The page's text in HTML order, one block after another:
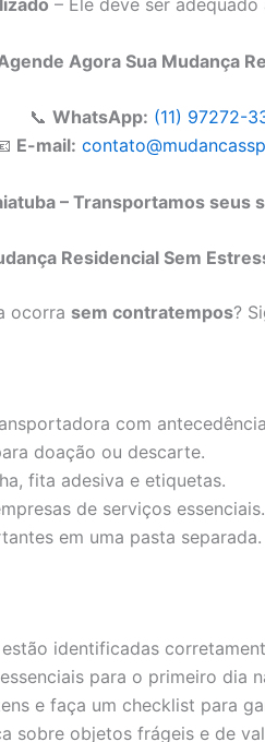
– Ele deve ser
Agora Sua Mudança
📞 WhatsApp: (11) 97272-
E-mail:
– Transportamos
Residencial Sem
ocorra sem contratempos?
com
doação ou descarte.
fita adesiva e etiquetas.
de serviços essenciais.
em uma pasta separada.
identificadas
para o primeiro dia
e faça um checklist para
sobre objetos frágeis e de